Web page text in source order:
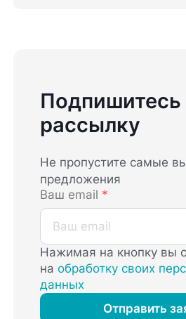
Подпишитесь
рассылку
Не пропустите самые
предложения
Ваш email *
Нажимая на кнопку вы
наобработку своих
данных
Отправить